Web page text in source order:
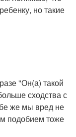
но такие
"Он(а) такой
сходства с
же мы вред не
подобием тоже